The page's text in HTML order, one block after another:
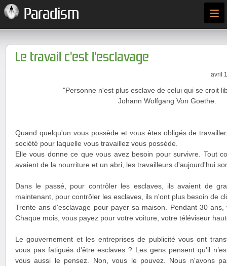
Paradism ≡
Le travail c'est l'esclavage
avril
"Personne n'est plus esclave de celui qui se croit
Johann Wolfgang Von Goethe.
Quand quelqu'un vous possède et vous êtes obligés de
société pour laquelle vous travaillez vous possède.
Elle vous donne ce que vous avez besoin pour survivre. Tout
avaient de la nourriture et un abri, les travailleurs d'aujourd'hui
Dans le passé, pour contrôler les esclaves, ils avaient de
maintenant, pour contrôler les esclaves, ils n'ont plus besoin de
Trente ans d'esclavage pour payer sa maison. Pendant 30
Chaque mois, vous payez pour votre voiture, votre téléviseur
Le gouvernement et les entreprises de publicité vous ont
vous pas fatigués d'être esclaves ? Les gens pensent qu'il
vous aussi le pensez. Non, vous le pouvez. Nous n'avons